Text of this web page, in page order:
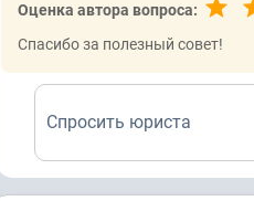
Оценка автора вопроса:
Спасибо за полезный совет!
Спросить юриста